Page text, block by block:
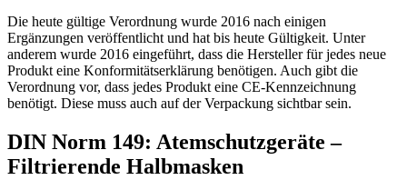
Die heute gültige Verordnung wurde 2016 nach einigen
Ergänzungen veröffentlicht und hat bis heute Gültigkeit. Unter
anderem wurde 2016 eingeführt, dass die Hersteller für jedes neue
Produkt eine Konformitätserklärung benötigen. Auch gibt die
Verordnung vor, dass jedes Produkt eine CE-Kennzeichnung
benötigt. Diese muss auch auf der Verpackung sichtbar sein.
DIN Norm 149: Atemschutzgeräte –
Filtrierende Halbmasken